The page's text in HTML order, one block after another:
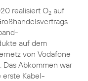
realisiert O2auf
auf dem
von Vodafone
Das Abkommen war
erste Kabel-